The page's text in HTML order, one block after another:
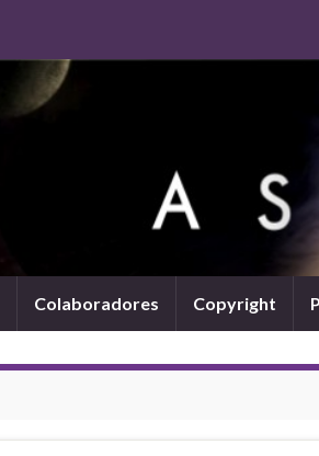
Colaboradores Copyright